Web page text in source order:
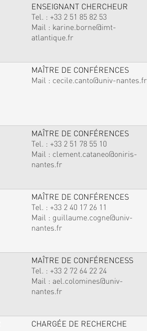
ENSEIGNANT CHERCHEUR
Tel. : +33 2 51 85 82 53
Mail : karine.borne@imt-
atlantique.fr
MAÎTRE DE CONFÉRENCES
Mail : cecile.canto@univ-nantes.fr
MAÎTRE DE CONFÉRENCES
Tel. : +33 2 51 78 55 10
Mail : clement.cataneo@oniris-
nantes.fr
MAÎTRE DE CONFÉRENCES
Tel. : +33 2 40 17 26 11
Mail : guillaume.cogne@univ-
nantes.fr
MAÎTRE DE CONFÉRENCESS
Tel. : +33 2 72 64 22 24
Mail : ael.colomines@univ-
nantes.fr
CHARGÉE DE RECHERCHE